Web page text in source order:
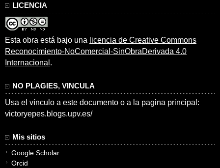
LICENCIA
Esta obra está bajo una licencia de Creative Commons
Reconocimiento-NoComercial-SinObraDerivada 4.0
Internacional .
NO PLAGIES, VINCULA
Usa el vínculo a este documento o a la pagina principal:
victoryepes.blogs.upv.es/
Mis sitios
Google Scholar
Orcid